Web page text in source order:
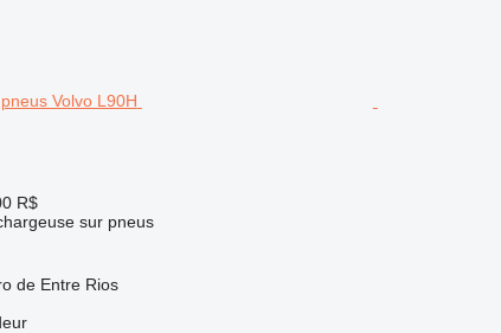
R$
sur pneus
de Entre Rios